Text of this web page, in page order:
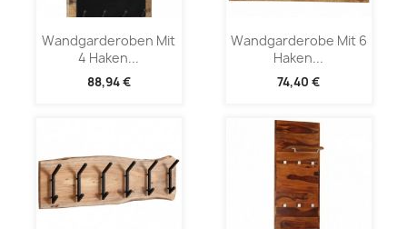
Wandgarderoben Mit
4 Haken...
88,94 €
Wandgarderobe Mit 6
Haken...
74,40 €